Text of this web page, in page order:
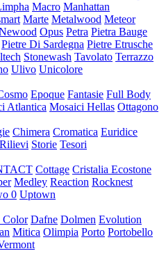
Macro Manhattan
Marte Metalwood Meteor
Opus Petra Pietra Bauge
Pietre Di Sardegna Pietre Etrusche
Stonewash Tavolato Terrazzo
Ulivo Unicolore
Epoque Fantasie Full Body
Atlantica Mosaici Hellas Ottagono
Chimera Cromatica Euridice
Rilievi Storie Tesori
Cottage Cristalia Ecostone
Medley Reaction Rocknest
0 Uptown
Color Dafne Dolmen Evolution
Mitica Olimpia Porto Portobello